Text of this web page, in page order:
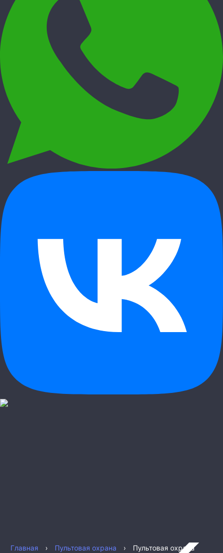
Главная › Пультовая охрана ›
Пультовая охрана